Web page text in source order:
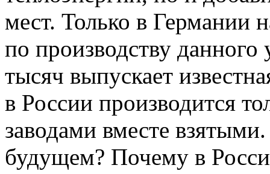
мест. Только в Германии
по производству данного
тысяч выпускает
в России производится
заводами вместе
будущем? Почему в